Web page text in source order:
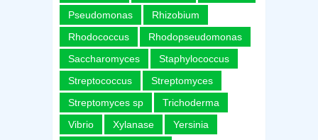
Pseudomonas
Rhizobium
Rhodococcus
Rhodopseudomonas
Saccharomyces
Staphylococcus
Streptococcus
Streptomyces
Streptomyces sp
Trichoderma
Vibrio
Xylanase
Yersinia